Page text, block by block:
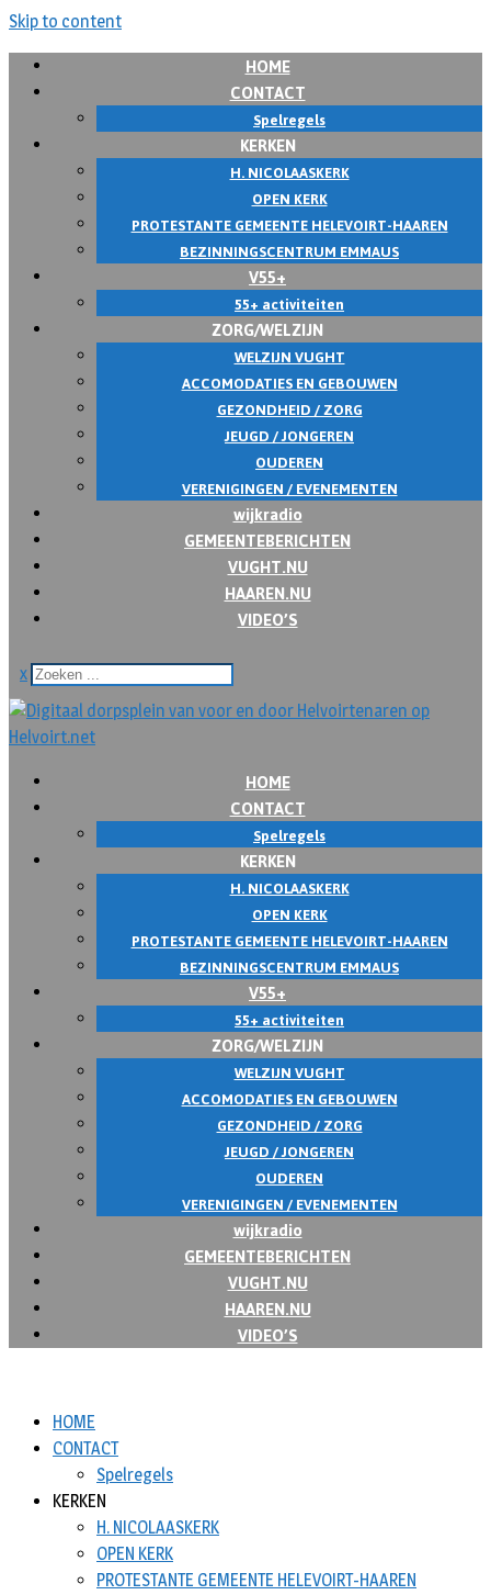
Skip to content
HOME
CONTACT
Spelregels
KERKEN
H. NICOLAASKERK
OPEN KERK
PROTESTANTE GEMEENTE HELEVOIRT-HAAREN
BEZINNINGSCENTRUM EMMAUS
V55+
55+ activiteiten
ZORG/WELZIJN
WELZIJN VUGHT
ACCOMODATIES EN GEBOUWEN
GEZONDHEID / ZORG
JEUGD / JONGEREN
OUDEREN
VERENIGINGEN / EVENEMENTEN
wijkradio
GEMEENTEBERICHTEN
VUGHT.NU
HAAREN.NU
VIDEO’S
x
HOME
CONTACT
Spelregels
KERKEN
H. NICOLAASKERK
OPEN KERK
PROTESTANTE GEMEENTE HELEVOIRT-HAAREN
BEZINNINGSCENTRUM EMMAUS
V55+
55+ activiteiten
ZORG/WELZIJN
WELZIJN VUGHT
ACCOMODATIES EN GEBOUWEN
GEZONDHEID / ZORG
JEUGD / JONGEREN
OUDEREN
VERENIGINGEN / EVENEMENTEN
wijkradio
GEMEENTEBERICHTEN
VUGHT.NU
HAAREN.NU
VIDEO’S
HOME
CONTACT
Spelregels
KERKEN
H. NICOLAASKERK
OPEN KERK
PROTESTANTE GEMEENTE HELEVOIRT-HAAREN